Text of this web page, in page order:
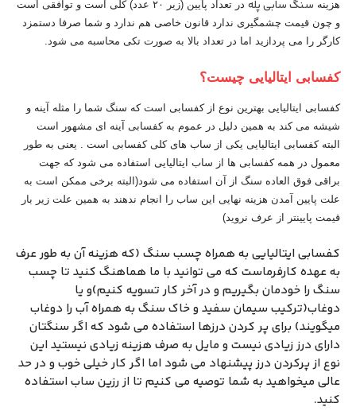
هزینه سنگ سابی پله
در تعداد پایین (زیر ۲۰ عدد) کلی است و توافقی است
و چون قیمت چشمگیری ندارد قانون خاصی هم ندارد و شما صرفا دستمزد
کارگر را می پردازید اما در تعداد بالا به صورت تکی محاسبه می شود.
کفسابی ایتالیایی چیست؟
کفسابی ایتالیایی بهترین نوع از کفسابی است که سنگ شما را مثله آینه و
شیشه می کند به همین دلیل در عموم به کفسابی آینه ای مشهور است
البته کفسابی ایتالیایی یکی از ساب های کلی کفسابی است . یعنی به طور
معمول در همه کفسابی ها از ساب ایتالیایی استفاده می شود که جهت
براقی فوق العاده سنگ از آن استفاده می شود(البته برخی ممکن است به
علت پایین آمدن هزینه نهایی این ساب را انجام ندهند به همین علت زیر بار
قیمت پایینتر از عرف نروید)
کفسابی ایتالیایی به همراه چسب سنگ (که هزینه آن به طور عرف
به عهده کارفرماست که می توانید با ما هماهنگ کنید تا چسب
سنگ را خودمان بگیریم و در آخر کار تسویه کنیم)و یا
دوغاب(ترکیب سیمان سفید و خاک سنگ به همراه آب را دوغاب
میگویند) برای پر کردن درزها استفاده می شود که اگر سنگتان
دارای درز زیادی نیست و مایل به صرف هزینه زیادی نیستید این
نوع از پرکردن درز پیشنهاد می شود اما اگر کار خیلی خوب و در حد
عالی میخواهید به شما توصیه می کنیم تا از رزین ساب استفاده
کنید.